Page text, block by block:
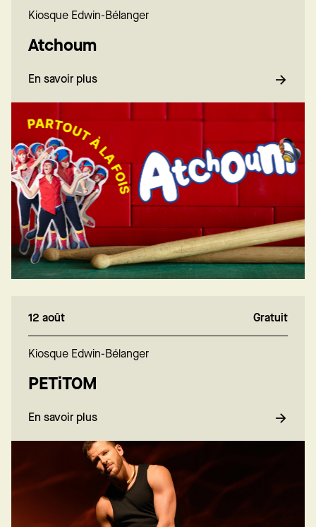
Kiosque Edwin-Bélanger
Atchoum
En savoir plus
12 août Gratuit
Kiosque Edwin-Bélanger
PETiTOM
En savoir plus